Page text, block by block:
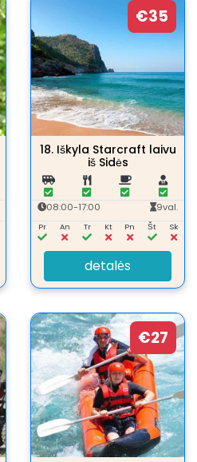
€35
18. Iškyla Starcraft laivu
iš Sidės
08:00-17:00 9val.
Pr An Tr Kt Pn Št Sk
detalės
€27